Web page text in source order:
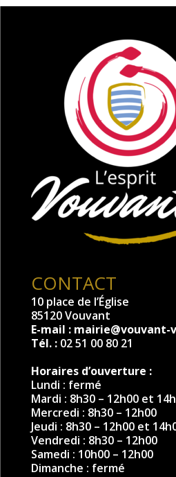
CONTACT
10 place de l’Église
85120 Vouvant
E-mail : mairie@vouvant-
Tél. : 02 51 00 80 21
Horaires d’ouverture :
Lundi : fermé
Mardi : 8h30 – 12h00 et
Mercredi : 8h30 – 12h00
Jeudi : 8h30 – 12h00 et
Vendredi : 8h30 – 12h00
Samedi : 10h00 – 12h00
Dimanche : fermé